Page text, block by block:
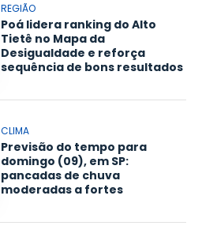
REGIÃO
Poá lidera ranking do Alto
Tietê no Mapa da
Desigualdade e reforça
sequência de bons resultados
CLIMA
Previsão do tempo para
domingo (09), em SP:
pancadas de chuva
moderadas a fortes